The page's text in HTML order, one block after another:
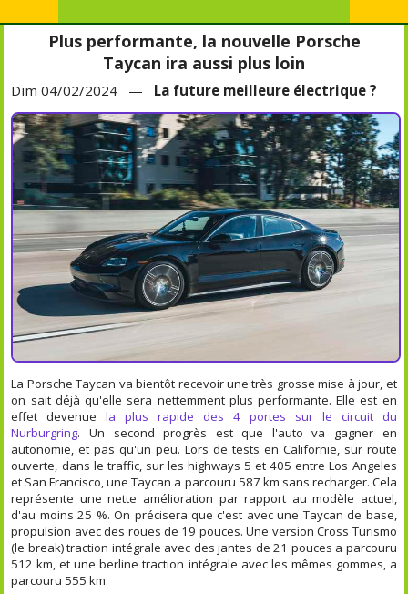
Plus performante, la nouvelle Porsche
Taycan ira aussi plus loin
Dim 04/02/2024 — La future meilleure électrique ?
La Porsche Taycan va bientôt recevoir une très grosse mise à jour, et
on sait déjà qu'elle sera nettemment plus performante. Elle est en
effet devenuela plus rapide des 4 portes sur le circuit du
Nurburgring. Un second progrès est que l'auto va gagner en
autonomie, et pas qu'un peu. Lors de tests en Californie, sur route
ouverte, dans le traffic, sur les highways 5 et 405 entre Los Angeles
et San Francisco, une Taycan a parcouru 587 km sans recharger. Cela
représente une nette amélioration par rapport au modèle actuel,
d'au moins 25 %. On précisera que c'est avec une Taycan de base,
propulsion avec des roues de 19 pouces. Une version Cross Turismo
(le break) traction intégrale avec des jantes de 21 pouces a parcouru
512 km, et une berline traction intégrale avec les mêmes gommes, a
parcouru 555 km.